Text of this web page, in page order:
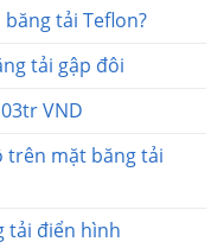
băng tải Teflon?
tải gập đôi
VND
trên mặt băng tải
tải điển hình